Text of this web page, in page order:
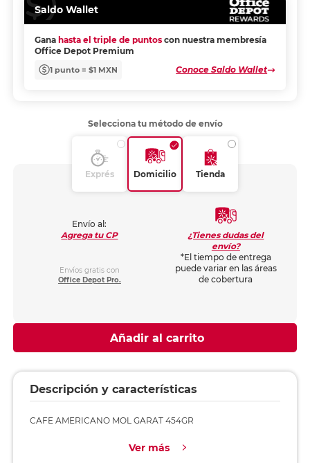
Saldo Wallet
Gana hasta el triple de puntos con nuestra membresía
Office Depot Premium
1 punto = $1 MXN Conoce Saldo Wallet
Selecciona tu método de envío
Exprés Domicilio Tienda
Envío al:
Agrega tu CP
Envíos gratis con
Office Depot Pro.
¿Tienes dudas del
envío?
*El tiempo de entrega
puede variar en las áreas
de cobertura
Añadir al carrito
Descripción y características
CAFE AMERICANO MOL GARAT 454GR
Ver más